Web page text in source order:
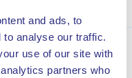
and ads, to
to analyse our traffic.
use of our site with
partners who